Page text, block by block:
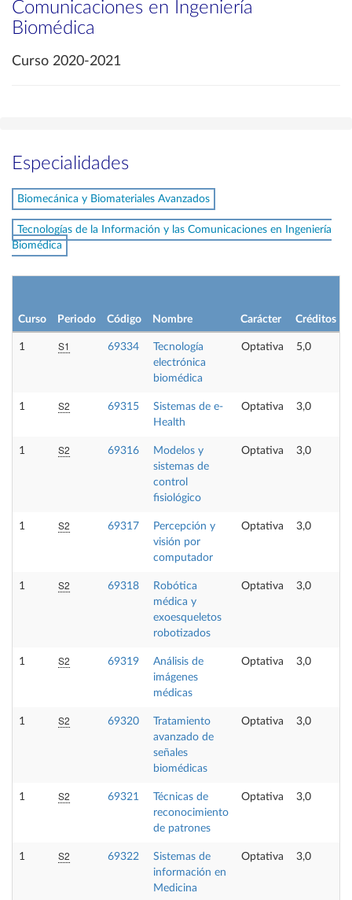
Comunicaciones en Ingeniería
Biomédica
Curso 2020-2021
Especialidades
Biomecánica y Biomateriales Avanzados
Tecnologías de la Información y las Comunicaciones en Ingeniería
Biomédica
Curso Periodo Código Nombre Carácter Créditos
1 S1 69334
Tecnología
electrónica
biomédica
Optativa 5,0
1 S2 69315
Sistemas de e-
Health
Optativa 3,0
1 S2 69316
Modelos y
sistemas de
control
fisiológico
Optativa 3,0
1 S2 69317
Percepción y
visión por
computador
Optativa 3,0
1 S2 69318
Robótica
médica y
exoesqueletos
robotizados
Optativa 3,0
1 S2 69319
Análisis de
imágenes
médicas
Optativa 3,0
1 S2 69320
Tratamiento
avanzado de
señales
biomédicas
Optativa 3,0
1 S2 69321
Técnicas de
reconocimiento
de patrones
Optativa 3,0
1 S2 69322
Sistemas de
información en
Medicina
Optativa 3,0